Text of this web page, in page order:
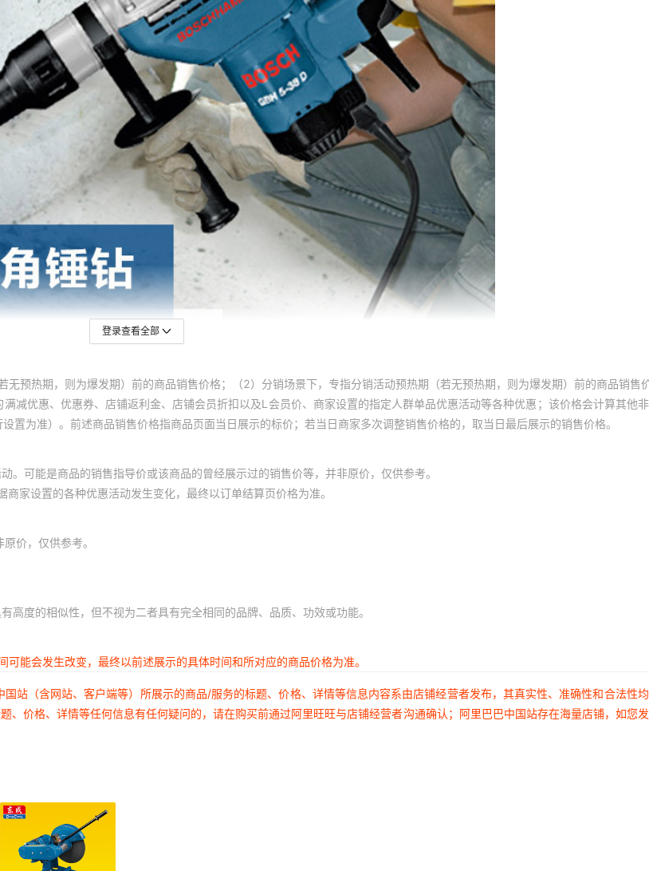
登录查看全部
无预热期，则为爆发期）前的商品销售价格；（2）分销场景下，专指分销活动预热期（若无预热期，则为爆发期）前的商品销售
减优惠、优惠券、店铺返利金、店铺会员折扣以及L会员价、商家设置的指定人群单品优惠活动等各种优惠；该价格会计算其他
为准）。前述商品销售价格指商品页面当日展示的标价；若当日商家多次调整销售价格的，取当日最后展示的销售价格。
可能是商品的销售指导价或该商品的曾经展示过的销售价等，并非原价，仅供参考。
家设置的各种优惠活动发生变化，最终以订单结算页价格为准。
价，仅供参考。
度的相似性，但不视为二者具有完全相同的品牌、品质、功效或功能。
能会发生改变，最终以前述展示的具体时间和所对应的商品价格为准。
站（含网站、客户端等）所展示的商品/服务的标题、价格、详情等信息内容系由店铺经营者发布，其真实性、准确性和合法性
价格、详情等任何信息有任何疑问的，请在购买前通过阿里旺旺与店铺经营者沟通确认；阿里巴巴中国站存在海量店铺，如您